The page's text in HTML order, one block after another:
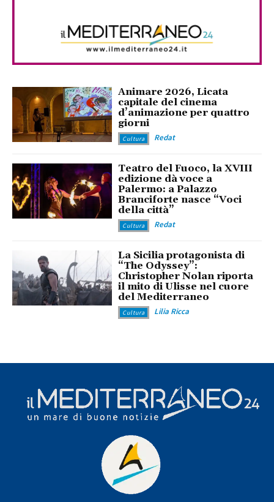
Animare 2026, Licata
capitale del cinema
d’animazione per quattro
giorni
Cultura Redat
Teatro del Fuoco, la XVIII
edizione dà voce a
Palermo: a Palazzo
Branciforte nasce “Voci
della città”
Cultura Redat
La Sicilia protagonista di
“The Odyssey”:
Christopher Nolan riporta
il mito di Ulisse nel cuore
del Mediterraneo
Cultura Lilia Ricca